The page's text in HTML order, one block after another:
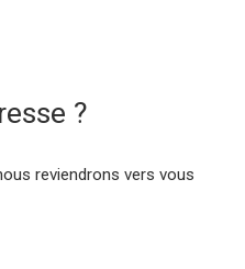
?
reviendrons vers vous